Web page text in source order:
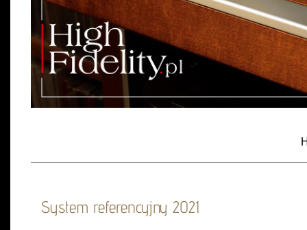
System referencyjny 2021